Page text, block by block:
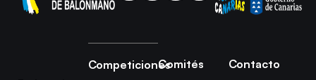
CompeticionesComités
Contacto